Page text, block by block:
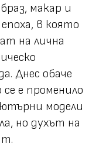
макар и
в която
на лична
Днес обаче
е променило
модели
но духът на